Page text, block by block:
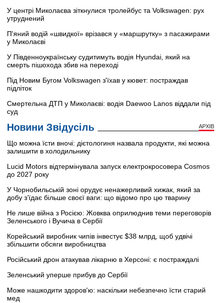
У центрі Миколаєва зіткнулися тролейбус та Volkswagen: рух
утруднений
П'яний водій «швидкої» врізався у «маршрутку» з пасажирами
у Миколаєві
У Південноукраїнську судитимуть водія Hyundai, який на
смерть пішохода збив на переході
Під Новим Бугом Volkswagen з'їхав у кювет: постраждав
підліток
Смертельна ДТП у Миколаєві: водія Daewoo Lanos віддали під
суд
Новини Звідусіль АРХІВ
Що можна їсти вночі: дієтологиня назвала продукти, які можна
залишити в холодильнику
Lucid Motors відтермінувала запуск електрокросовера Cosmos
до 2027 року
У Чорнобильській зоні орудує ненажерливий хижак, який за
добу з’їдає більше своєї ваги: що відомо про цю тварину
Не лише війна з Росією: Жовква оприлюднив теми переговорів
Зеленського і Вучича в Сербії
Корейський виробник чипів інвестує $38 млрд, щоб удвічі
збільшити обсяги виробництва
Російський дрон атакував лікарню в Херсоні: є постраждалі
Зеленський уперше прибув до Сербії
Може нашкодити здоров'ю: наскільки небезпечно їсти старий
мед